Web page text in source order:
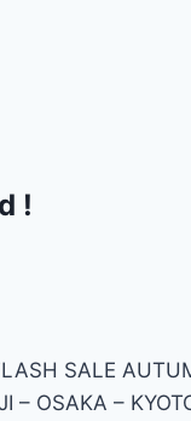
!
SALE
– OSAKA –